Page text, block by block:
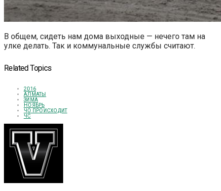
В общем, сидеть нам дома выходные — нечего там на
улке делать. Так и коммунальные службы считают.
Related Topics
2016
АЛМАТЫ
ЗИМА
НОЯБРЬ
ЧО ПРОИСХОДИТ
ЧС